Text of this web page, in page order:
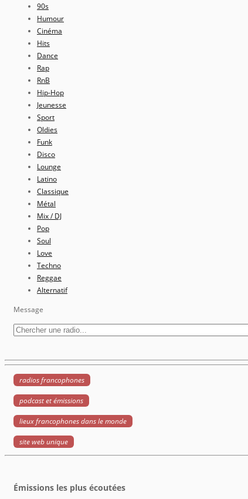
90s
Humour
Cinéma
Hits
Dance
Rap
RnB
Hip-Hop
Jeunesse
Sport
Oldies
Funk
Disco
Lounge
Latino
Classique
Métal
Mix / DJ
Pop
Soul
Love
Techno
Reggae
Alternatif
Message
radios francophones
podcast et émissions
lieux francophones dans le monde
site web unique
Émissions les plus écoutées